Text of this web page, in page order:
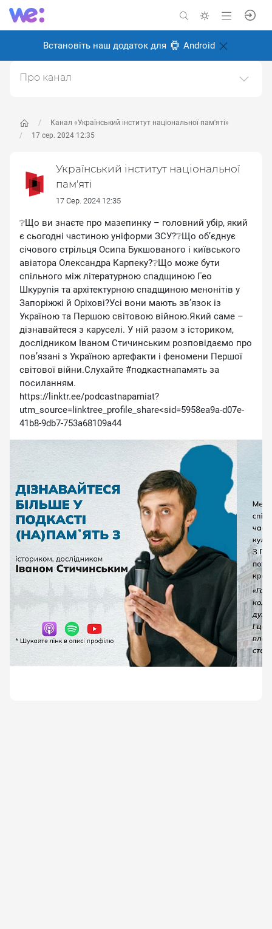
Встановіть наш додаток для Android
Канал «Український інститут національної пам'яті»
17 сер. 2024 12:35
Український інститут національної
пам'яті
17 Сер. 2024 12:35
❔Що ви знаєте про мазепинку – головний убір, який
є сьогодні частиною уніформи ЗСУ?❔Що обʼєднує
січового стрільця Осипа Букшованого і київського
авіатора Олександра Карпеку?❔Що може бути
спільного між літературною спадщиною Гео
Шкурупія та архітектурною спадщиною менонітів у
Запоріжжі й Оріхові?Усі вони мають звʼязок із
Україною та Першою світовою війною.Який саме –
дізнавайтеся з каруселі. У ній разом з істориком,
дослідником Іваном Стичинським розповідаємо про
повʼязані з Україною артефакти і феномени Першої
світової війни.Слухайте #подкастнапамять за
посиланням.
https://linktr.ee/podcastnapamiat?
utm_source=linktree_profile_share<sid=5958ea9a-d07e-
41b8-9db7-753a68109a44
Про канал
Створено: 22 травня 2025